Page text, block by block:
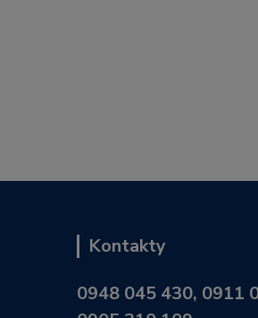
Kontakty
0948 045 430, 0911